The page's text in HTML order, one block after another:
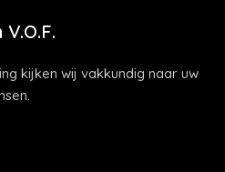
kijken wij vakkundig naar uw